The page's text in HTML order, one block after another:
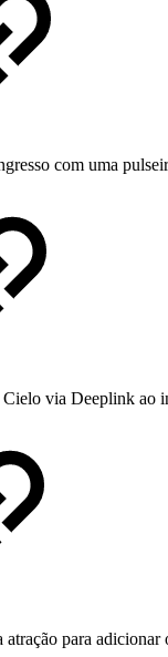
com uma
via Deeplink ao
atração para